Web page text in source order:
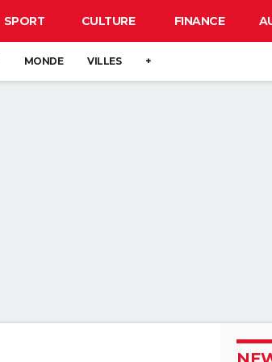
SPORT CULTURE FINANCE
MONDE VILLES +